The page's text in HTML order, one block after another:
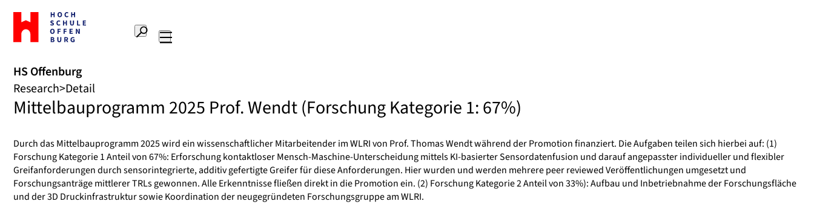
To
the
home
Offenburg
University
of
Applied
Sciences
Search
HS Offenburg
Research Detail
Mittelbauprogramm 2025 Prof. Wendt (Forschung Kategorie 1: 67%)
Durch das Mittelbauprogramm 2025 wird ein wissenschaftlicher Mitarbeitender im WLRI von Prof. Thomas Wendt während der Promotion finanziert. Die Aufgaben teilen sich hierbei auf: (1)
Forschung Kategorie 1 Anteil von 67%: Erforschung kontaktloser Mensch-Maschine-Unterscheidung mittels KI-basierter Sensordatenfusion und darauf angepasster individueller und flexibler
Greifanforderungen durch sensorintegrierte, additiv gefertigte Greifer für diese Anforderungen. Hier wurden und werden mehrere peer reviewed Veröffentlichungen umgesetzt und
Forschungsanträge mittlerer TRLs gewonnen. Alle Erkenntnisse fließen direkt in die Promotion ein. (2) Forschung Kategorie 2 Anteil von 33%): Aufbau und Inbetriebnahme der Forschungsfläche
und der 3D Druckinfrastruktur sowie Koordination der neugegründeten Forschungsgruppe am WLRI.